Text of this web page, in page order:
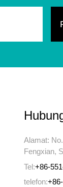
Alamat:
Fengxian,
Tel:+86-
telefon: